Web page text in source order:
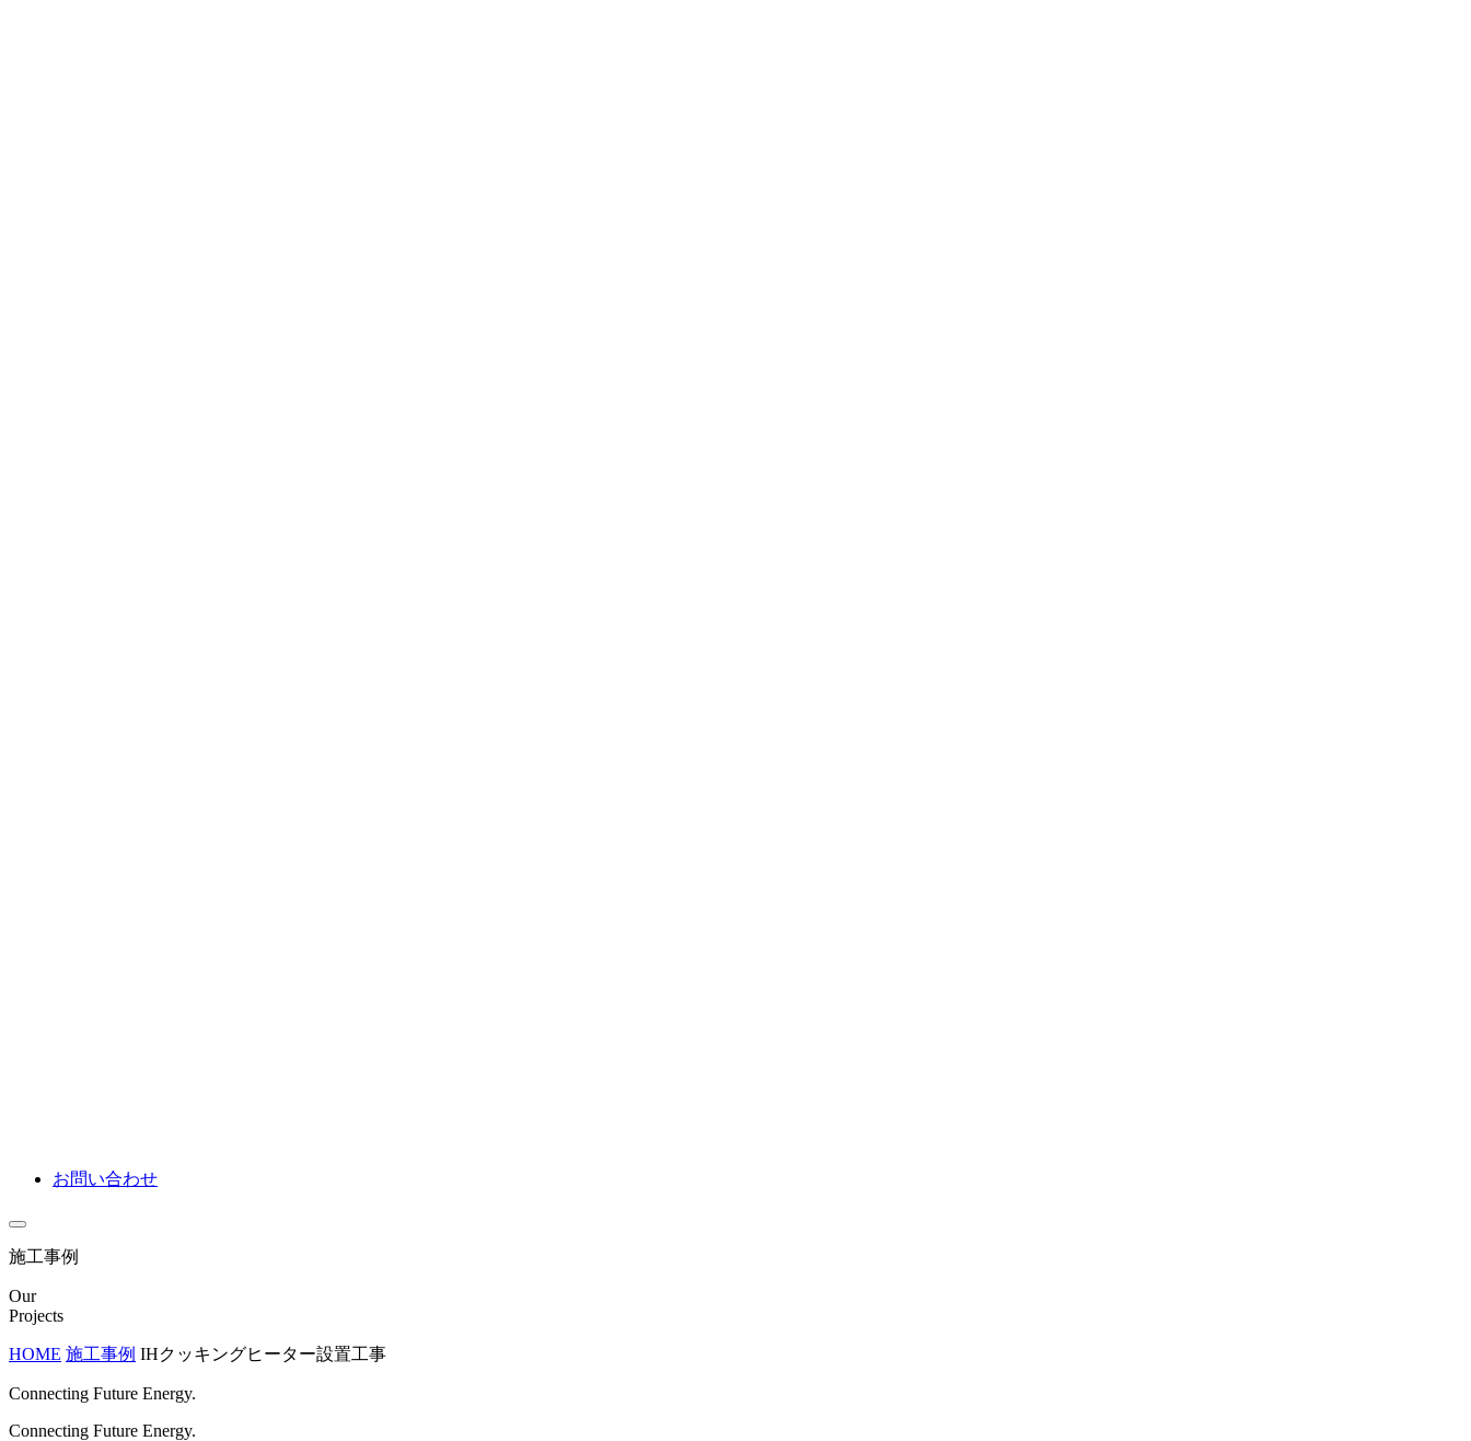
お問い合わせ
施工事例
Our
Projects
HOME 施工事例 IHクッキングヒーター設置工事
Connecting Future Energy.
Connecting Future Energy.